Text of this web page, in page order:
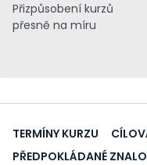
Přizpůsobení kurzů
přesně na míru
TERMÍNY KURZU
PŘEDPOKLÁDANÉ